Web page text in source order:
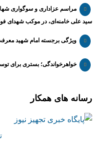
مراسم عزاداری و سوگواری
سید علی خامنه‌ای، در موکب شهدای
ویژگی برجسته امام شهید
خواهرخواندگی؛ بستری برای
رسانه های همکار